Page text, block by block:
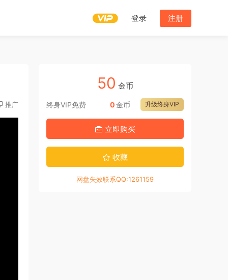
登录 注册
推广
50 金币
终身VIP免费 升级终身VIP
0金币
立即购买
收藏
网盘失效联系QQ:1261159